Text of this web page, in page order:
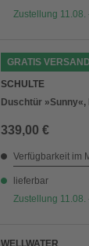
Zustellung 11.08.
GRATIS VERSAND
SCHULTE
Duschtür
339,00 €
Verfügbarkeit im
lieferbar
Zustellung 11.08.